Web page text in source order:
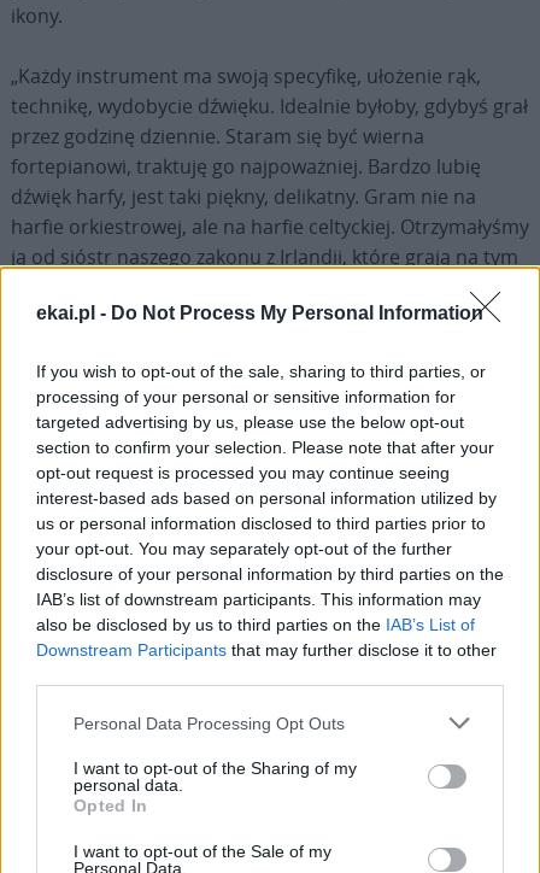
ekai.pl - Do Not Process My Personal Information
If you wish to opt-out of the sale, sharing to third parties, or
processing of your personal or sensitive information for
targeted advertising by us, please use the below opt-out
section to confirm your selection. Please note that after your
opt-out request is processed you may continue seeing
interest-based ads based on personal information utilized by
us or personal information disclosed to third parties prior to
your opt-out. You may separately opt-out of the further
disclosure of your personal information by third parties on the
IAB’s list of downstream participants. This information may
also be disclosed by us to third parties on the IAB’s List of
Downstream Participants that may further disclose it to other
Personal Data Processing Opt Outs
I want to opt-out of the Sharing of my
personal data.
Opted In
I want to opt-out of the Sale of my
Personal Data.
ikony.
„Każdy instrument ma swoją specyfikę, ułożenie rąk,
technikę, wydobycie dźwięku. Idealnie byłoby, gdybyś grał
przez godzinę dziennie. Staram się być wierna
fortepianowi, traktuję go najpoważniej. Bardzo lubię
dźwięk harfy, jest taki piękny, delikatny. Gram nie na
harfie orkiestrowej, ale na harfie celtyckiej. Otrzymałyśmy
ją od sióstr naszego zakonu z Irlandii, które grają na tym
instrumencie. To bardzo cenny prezent. Nie umiałam
grać, ale kiedy przynieśli harfę, w końcu się nauczyłam,
zakonnicę” – wyznała s. Maria.
W swej celi ma pianino elektroniczne, dzięki niemu i
słuchawkom może nocami pisać muzykę, nie
przeszkadzając reszcie sióstr. Tworzy ona muzykę
chóralną i liturgiczną, którą można usłyszeć podczas
nabożeństw, instrumentalną i orkiestrową, w
szczególności na chór i orkiestrę symfoniczną, chór i
orkiestrę kameralną.
Zaznaczyła, że jej zakon jest typu kontemplacyjnego, nie
szpitalach. Żyją we wspólnocie. „Naszą główną misją jest
dawanie świadectwa swoją obecnością, że Bóg jest i że
jest miłością. Ale to nie znaczy, że tylko się modlimy, że
modlimy się razem z ludźmi, komunikujemy się z nimi,